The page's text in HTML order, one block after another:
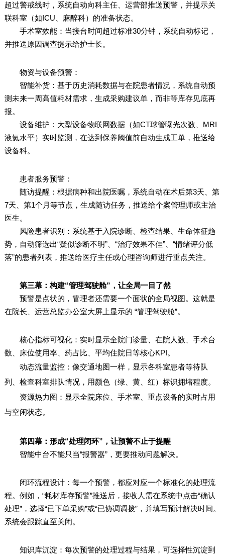
超过警戒线时，系统自动向科主任、运营部推送预警，并提示关
联科室（如ICU、麻醉科）的准备状态。
手术室效能：当接台时间超过标准30分钟，系统自动标记，
并推送原因调查提示给护士长。
物资与设备预警：
智能补货：基于历史消耗数据与在院患者情况，系统自动预
测未来一周高值耗材需求，生成采购建议单，而非等库存见底再
报。
设备维护：大型设备物联网数据（如CT球管曝光次数、MRI
液氦水平）实时监测，在达到保养阈值前自动生成工单，推送给
设备科。
患者服务预警：
随访提醒：根据病种和出院医嘱，系统自动在术后第3天、第
7天、第1个月等节点，生成随访任务，推送给个案管理师或主治
医生。
风险患者识别：系统基于入院诊断、检查结果、生命体征趋
势，自动筛选出“疑似诊断不明”、“治疗效果不佳”、“情绪评分低
落”的患者列表，推送给医疗主任或心理咨询师进行重点关注。
第三幕：构建“管理驾驶舱”，让全局一目了然
预警是点状的，管理者还需要一个面状的全局视图。这就是
在院长、运营总监办公室大屏上显示的 “管理驾驶舱”。
核心指标可视化：实时显示全院门诊量、在院人数、手术台
数、床位使用率、药占比、平均住院日等核心KPI。
动态流量监控：像交通地图一样，显示各科室患者等待队
列、检查科室排队情况，用颜色（绿、黄、红）标识拥堵程度。
资源热力图：显示全院床位、手术室、重点设备的实时占用
与空闲状态。
第四幕：形成“处理闭环”，让预警不止于提醒
智能中台不能只当“报警器”，更要推动问题解决。
闭环流程设计：每一个预警，都应对应一个标准化的处理流
程。例如，“耗材库存预警”推送后，接收人需在系统中点击“确认
处理”，选择“已下单采购”或“已协调调拨”，并填写预计解决时间。
系统会跟踪直至关闭。
知识库沉淀：每次预警的处理过程与结果，可选择性沉淀到